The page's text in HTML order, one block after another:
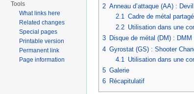
2 Anneau d’attaque (AA) :
2.1
Cadre de métal partagé
2.2 Utilisation dans une
3 Disque de métal (DM) :
4 Gyrostat (GS) : Shooter
4.1
Utilisation dans une
5 Galerie
6 Récapitulatif
Tools
What links here
Related changes
Special pages
Printable version
Permanent link
Page information